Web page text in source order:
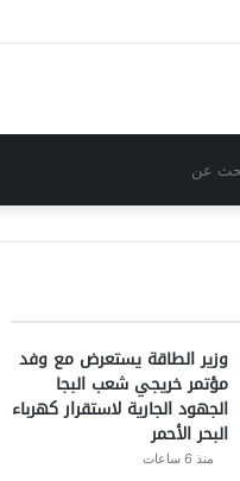
وزير الطاقة يستعرض مع وفد
مؤتمر خريجي شعب البجا
الجهود الجارية لاستقرار كهرباء
البحر الأحمر
منذ 6 ساعات